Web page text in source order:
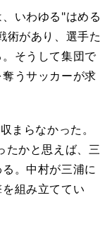
いわゆる"はめる
術があり、選手た
そうして集団で
うサッカーが求
まらなかった。
たかと思えば、三
。中村が三浦に
組み立ててい